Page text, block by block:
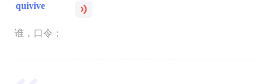
quivive
谁，口令；